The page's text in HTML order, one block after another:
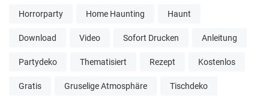
Horrorparty Home Haunting Haunt
Download Video Sofort Drucken Anleitung
Partydeko Thematisiert Rezept Kostenlos
Gratis Gruselige Atmosphäre Tischdeko